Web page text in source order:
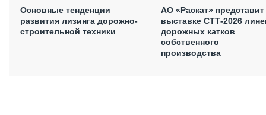
Основные тенденции
развития лизинга дорожно-
строительной техники
АО «Раскат» представит
выставке СТТ-2026
дорожных катков
собственного
производства